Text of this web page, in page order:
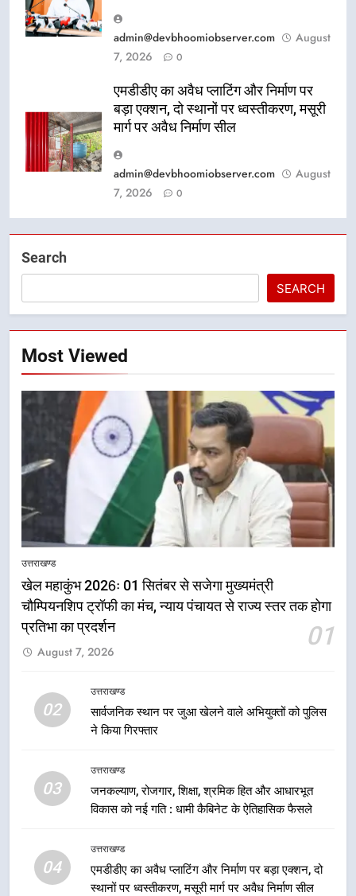
admin@devbhoomiobserver.com
August
7, 2026
0
एमडीडीए का अवैध प्लाटिंग और निर्माण पर
बड़ा एक्शन, दो स्थानों पर ध्वस्तीकरण, मसूरी
मार्ग पर अवैध निर्माण सील
admin@devbhoomiobserver.com
August
7, 2026
0
Search
SEARCH
Most Viewed
उत्तराखण्ड
खेल महाकुंभ 2026ः 01 सितंबर से सजेगा मुख्यमंत्री
चौम्पियनशिप ट्रॉफी का मंच, न्याय पंचायत से राज्य स्तर तक होगा
प्रतिभा का प्रदर्शन
01
August 7, 2026
02
उत्तराखण्ड
सार्वजनिक स्थान पर जुआ खेलने वाले अभियुक्तों को पुलिस
ने किया गिरफ्तार
03
उत्तराखण्ड
जनकल्याण, रोजगार, शिक्षा, श्रमिक हित और आधारभूत
विकास को नई गति : धामी कैबिनेट के ऐतिहासिक फैसले
04
उत्तराखण्ड
एमडीडीए का अवैध प्लाटिंग और निर्माण पर बड़ा एक्शन, दो
स्थानों पर ध्वस्तीकरण, मसूरी मार्ग पर अवैध निर्माण सील
राष्ट्रीय हथकरघा दिवस पर मुख्यमंत्री
कारीगरों को किया सम्मानित
उत्तराखण्ड
6
वाले महीनों में हजारों पदों पर की जाएगी
भर्ती
उत्तराखण्ड
दिल्ली-देहरादून आर्थिक कॉरिडोर से जुड़ी
12 किमी ग्रीनफील्ड बाईपास परियोजना